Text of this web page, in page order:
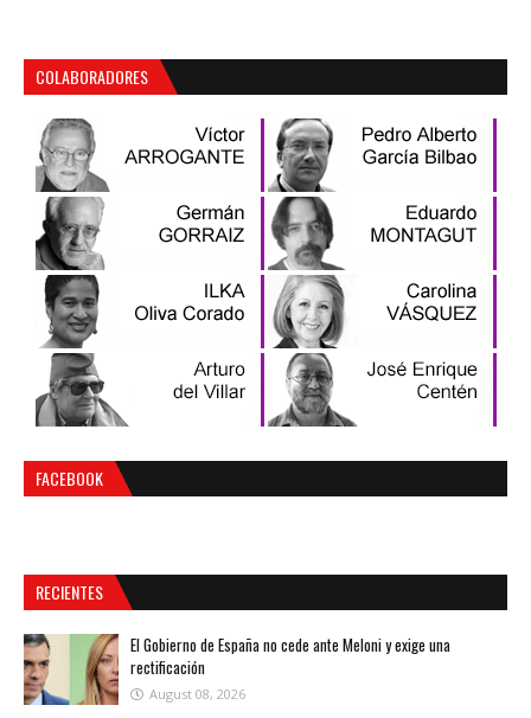
COLABORADORES
FACEBOOK
RECIENTES
El Gobierno de España no cede ante Meloni y exige una
rectificación
August 08, 2026